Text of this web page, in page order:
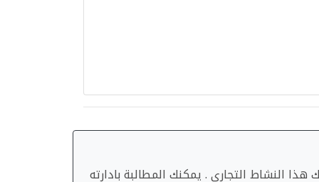
النشاط التجاري . يمكنك المطالبة بادارته